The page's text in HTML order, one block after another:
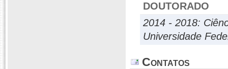
DOUTORADO
2014 - 2018:
Universidade
Contatos